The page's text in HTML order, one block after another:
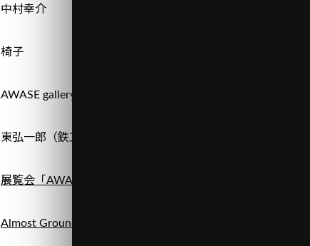
中村幸介
椅子
AWASE gallery
東弘一郎（鉄工）、関田重太郎（設計）
展覧会「AWASE gallery 1st Anniversary」
Almost Ground – Sigiriya Stool